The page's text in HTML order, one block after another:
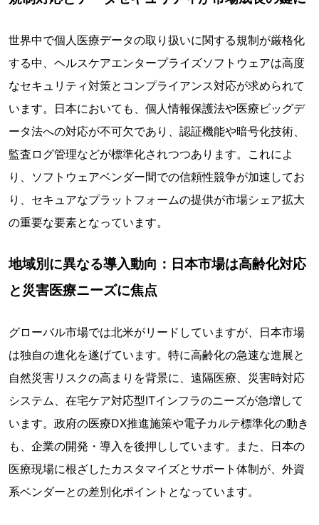
世界中で個人医療データの取り扱いに関する規制が厳格化
する中、ヘルスケアエンタープライズソフトウェアは高度
なセキュリティ対策とコンプライアンス対応が求められて
います。日本においても、個人情報保護法や医療ビッグデ
ータ法への対応が不可欠であり、認証機能や暗号化技術、
監査ログ管理などが標準化されつつあります。これによ
り、ソフトウェアベンダー間での信頼性競争が加速してお
り、セキュアなプラットフォームの提供が市場シェア拡大
の重要な要素となっています。
地域別に異なる導入動向：日本市場は高齢化対応
と災害医療ニーズに焦点
グローバル市場では北米がリードしていますが、日本市場
は独自の進化を遂げています。特に高齢化の急速な進展と
自然災害リスクの高まりを背景に、遠隔医療、災害時対応
システム、在宅ケア対応型ITインフラのニーズが急増して
います。政府の医療DX推進施策や電子カルテ標準化の動き
も、企業の開発・導入を後押ししています。また、日本の
医療現場に根ざしたカスタマイズとサポート体制が、外資
系ベンダーとの差別化ポイントとなっています。